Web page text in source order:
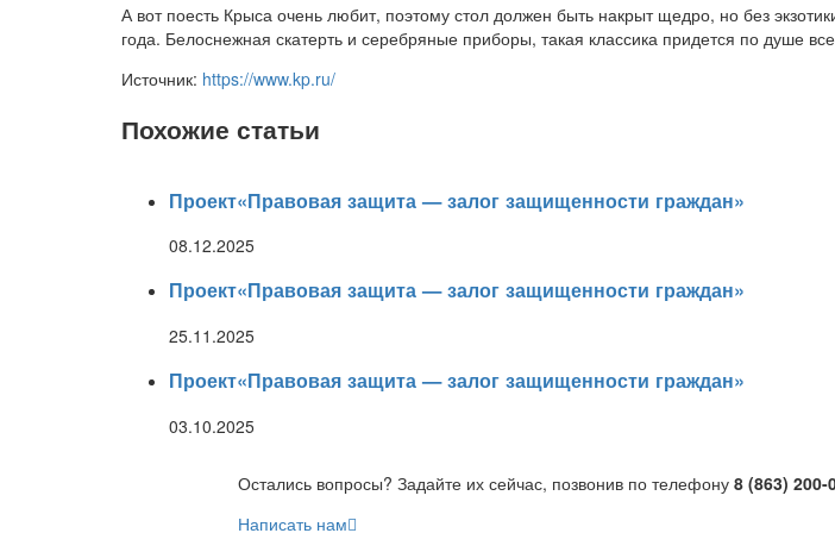
А вот поесть Крыса очень любит, поэтому стол должен быть накрыт щедро, но без
года. Белоснежная скатерть и серебряные приборы, такая классика придется по душе
Источник: https://www.kp.ru/
Похожие статьи
Проект«Правовая защита — залог защищенности граждан»
08.12.2025
Проект«Правовая защита — залог защищенности граждан»
25.11.2025
Проект«Правовая защита — залог защищенности граждан»
03.10.2025
Остались вопросы? Задайте их сейчас, позвонив по телефону 8 (863) 200-
Написать нам